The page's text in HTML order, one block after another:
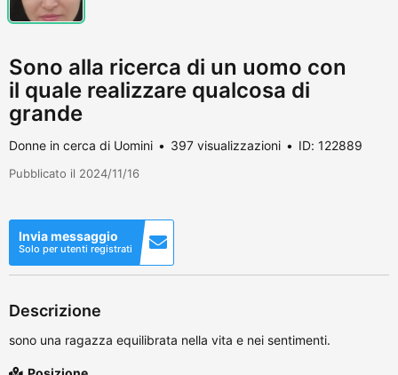
Sono alla ricerca di un uomo con
il quale realizzare qualcosa di
grande
Donne in cerca di Uomini 397 visualizzazioni ID: 122889
Pubblicato il 2024/11/16
Invia messaggio
Solo per utenti registrati
Descrizione
sono una ragazza equilibrata nella vita e nei sentimenti.